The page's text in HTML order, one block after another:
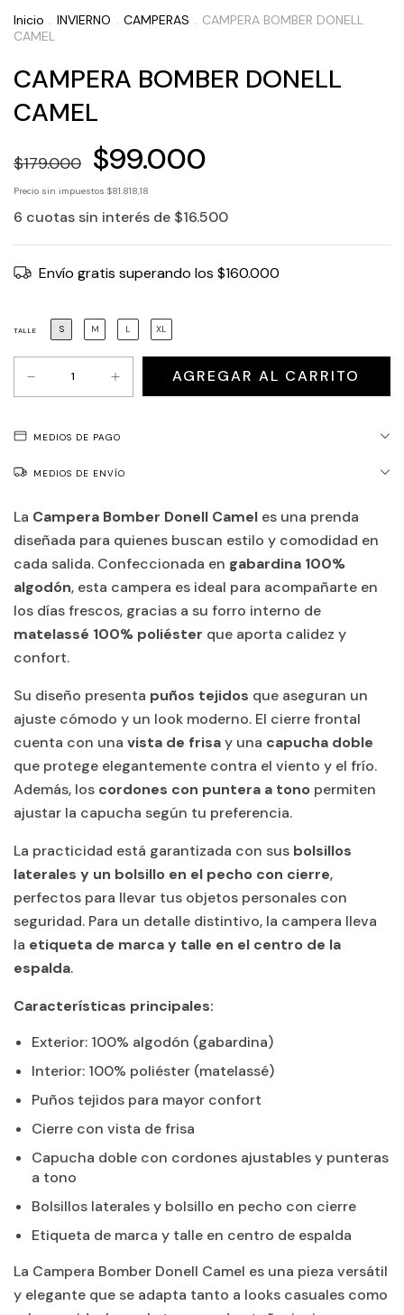
Inicio . INVIERNO . CAMPERAS . CAMPERA BOMBER DONELL
CAMEL
CAMPERA BOMBER DONELL
CAMEL
$179.000 $99.000
6 cuotas sin interés de $16.500
Precio sin impuestos $81.818,18
Envío gratis superando los $160.000
TALLE S M L XL
MEDIOS DE PAGO
MEDIOS DE ENVÍO
La Campera Bomber Donell Camel es una prenda
diseñada para quienes buscan estilo y comodidad en
cada salida. Confeccionada en gabardina 100%
algodón, esta campera es ideal para acompañarte en
los días frescos, gracias a su forro interno de
matelassé 100% poliéster que aporta calidez y
confort.
Su diseño presenta puños tejidos que aseguran un
ajuste cómodo y un look moderno. El cierre frontal
cuenta con una vista de frisay una capucha doble
que protege elegantemente contra el viento y el frío.
Además, los cordones con puntera a tono permiten
ajustar la capucha según tu preferencia.
La practicidad está garantizada con sus bolsillos
laterales y un bolsillo en el pecho con cierre,
perfectos para llevar tus objetos personales con
seguridad. Para un detalle distintivo, la campera lleva
la etiqueta de marca y talle en el centro de la
espalda.
Características principales:
Exterior: 100% algodón (gabardina)
Interior: 100% poliéster (matelassé)
Puños tejidos para mayor confort
Cierre con vista de frisa
Capucha doble con cordones ajustables y punteras
a tono
Bolsillos laterales y bolsillo en pecho con cierre
Etiqueta de marca y talle en centro de espalda
La Campera Bomber Donell Camel es una pieza versátil
y elegante que se adapta tanto a looks casuales como